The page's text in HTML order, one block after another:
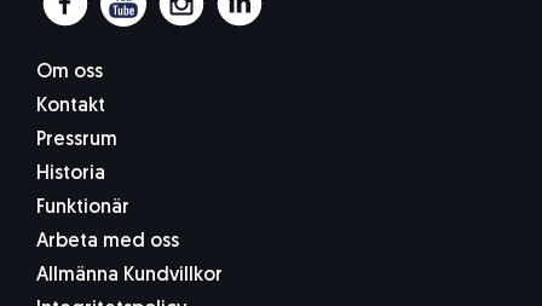
Om oss
Kontakt
Pressrum
Historia
Funktionär
Arbeta med oss
Allmänna Kundvillkor